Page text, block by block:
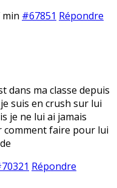
min #67851 Répondre
dans ma classe depuis
suis en crush sur lui
je ne lui ai jamais
comment faire pour lui
Répondre